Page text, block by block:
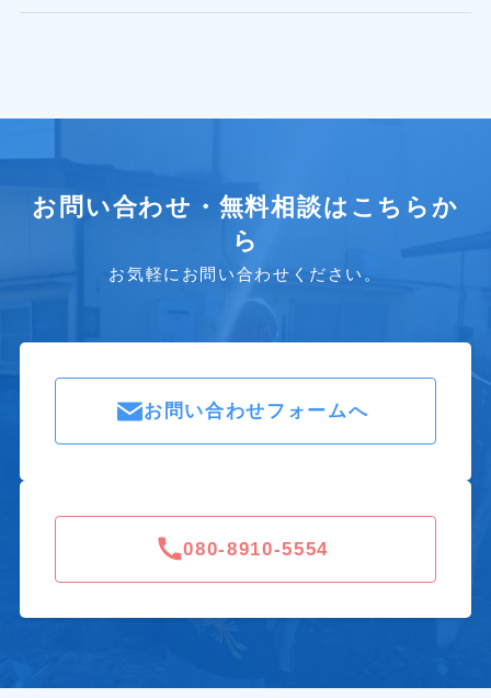
お問い合わせ・無料相談はこちらか
ら
お気軽にお問い合わせください。
お問い合わせフォームへ
080-8910-5554